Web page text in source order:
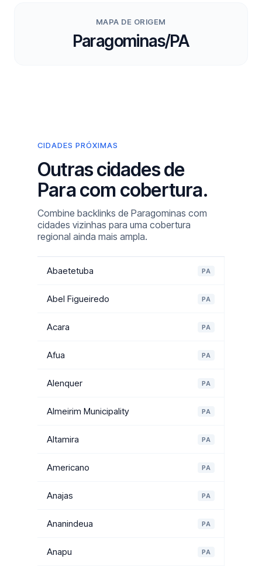
MAPA DE ORIGEM
Paragominas/PA
CIDADES PRÓXIMAS
Outras cidades de
Para com cobertura.
Combine backlinks de Paragominas com
cidades vizinhas para uma cobertura
regional ainda mais ampla.
Abaetetuba PA
Abel Figueiredo PA
Acara PA
Afua PA
Alenquer PA
Almeirim Municipality PA
Altamira PA
Americano PA
Anajas PA
Ananindeua PA
Anapu PA